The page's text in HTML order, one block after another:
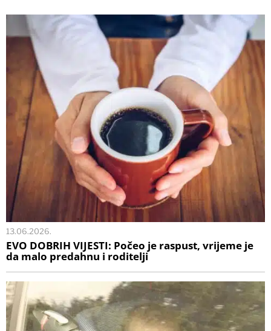
13.06.2026.
EVO DOBRIH VIJESTI: Počeo je raspust, vrijeme je
da malo predahnu i roditelji